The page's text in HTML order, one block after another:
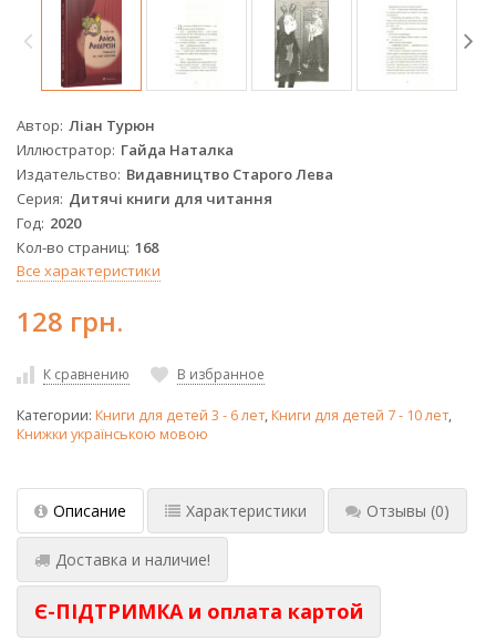
Автор Ліан Турюн
Иллюстратор Гайда Наталка
Издательство Видавництво Старого Лева
Серия Дитячі книги для читання
Год 2020
Кол-во страниц 168
Все характеристики
128 грн.
К сравнению В избранное
Категории: Книги для детей 3 - 6 лет,Книги для детей 7 - 10 лет,
Книжки українською мовою
Описание Характеристики Отзывы (0)
Доставка и наличие!
Є-ПІДТРИМКА и оплата картой